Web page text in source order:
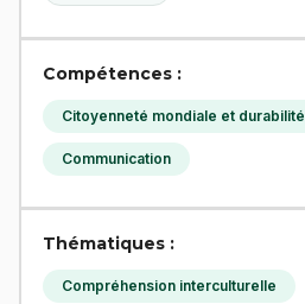
Compétences :
Citoyenneté mondiale et durabilité
Communication
Thématiques :
Compréhension interculturelle